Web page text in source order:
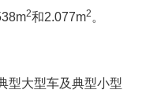
2和2.077m2 。
型大型车及典型小型